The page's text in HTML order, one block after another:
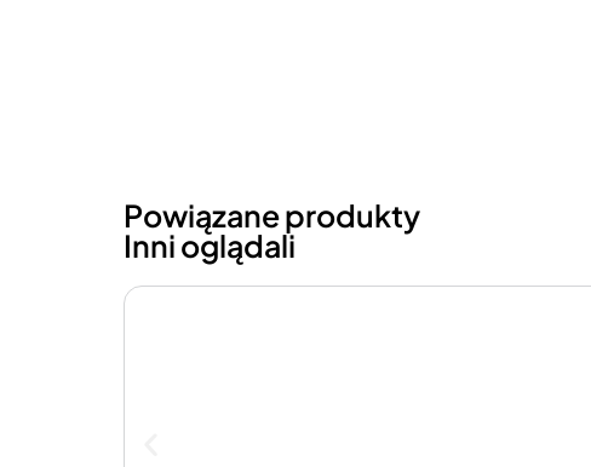
Powiązane produkty
Inni oglądali